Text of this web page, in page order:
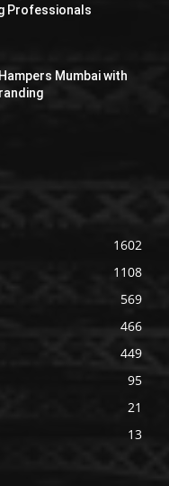
Professionals
Mumbai with
1602
1108
569
466
449
95
21
13